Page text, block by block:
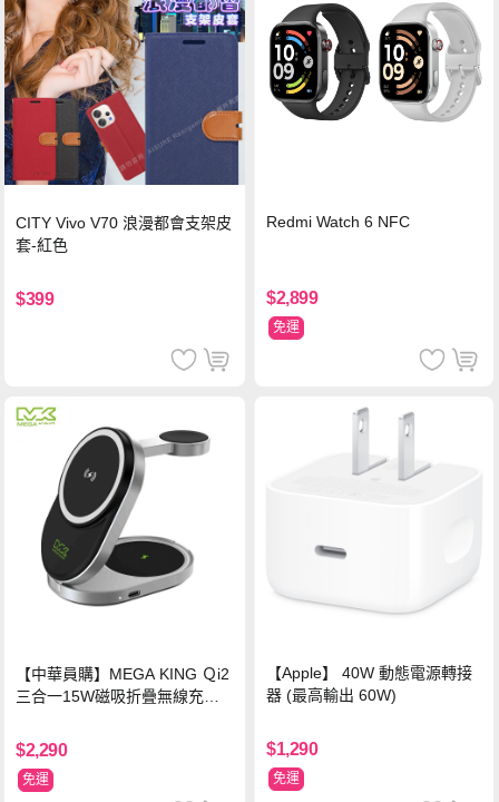
CITY Vivo V70 浪漫都會支架皮
套-紅色
$399
Redmi Watch 6 NFC
$2,899
免運
【中華員購】MEGA KING Ｑi2
三合一15W磁吸折疊無線充電
$2,290
免運
【Apple】 40W 動態電源轉接
器 (最高輸出 60W)
$1,290
免運